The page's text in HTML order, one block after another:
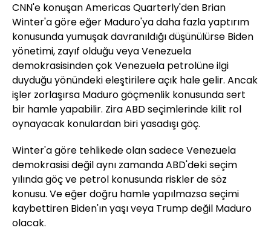
CNN'e konuşan Americas Quarterly'den Brian
Winter'a göre eğer Maduro'ya daha fazla yaptırım
konusunda yumuşak davranıldığı düşünülürse Biden
yönetimi, zayıf olduğu veya Venezuela
demokrasisinden çok Venezuela petrolüne ilgi
duyduğu yönündeki eleştirilere açık hale gelir. Ancak
işler zorlaşırsa Maduro göçmenlik konusunda sert
bir hamle yapabilir. Zira ABD seçimlerinde kilit rol
oynayacak konulardan biri yasadışı göç.
Winter'a göre tehlikede olan sadece Venezuela
demokrasisi değil aynı zamanda ABD'deki seçim
yılında göç ve petrol konusunda riskler de söz
konusu. Ve eğer doğru hamle yapılmazsa seçimi
kaybettiren Biden'ın yaşı veya Trump değil Maduro
olacak.